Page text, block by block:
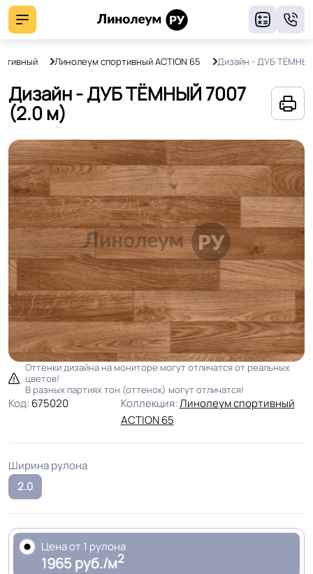
Линолеум спортивный ACTION 65 Дизайн - ДУБ
Дизайн - ДУБ ТЁМНЫЙ 7007
(2.0 м)
Оттенки дизайна на мониторе могут отличатся от реальных
цветов!
В разных партиях тон (оттенок) могут отличатся!
Код: 675020 Коллекция:Линолеум спортивный
ACTION 65
Ширина рулона
2.0
Цена от 1 рулона
1965 руб./м2